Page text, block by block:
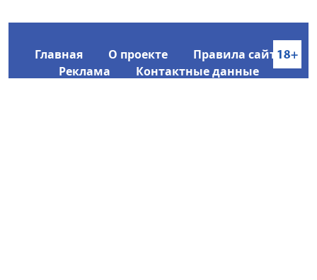
Главная О проекте
Правила сайта
Реклама
Контактные данные